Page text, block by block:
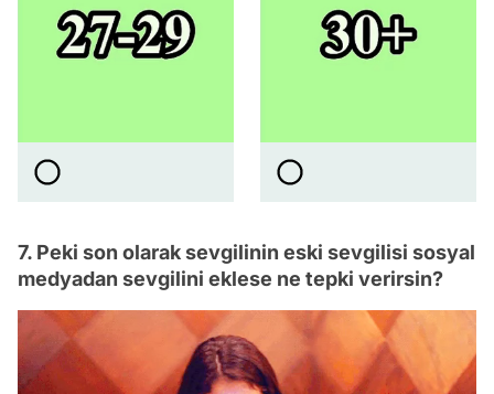
7. Peki son olarak sevgilinin eski sevgilisi sosyal
medyadan sevgilini eklese ne tepki verirsin?